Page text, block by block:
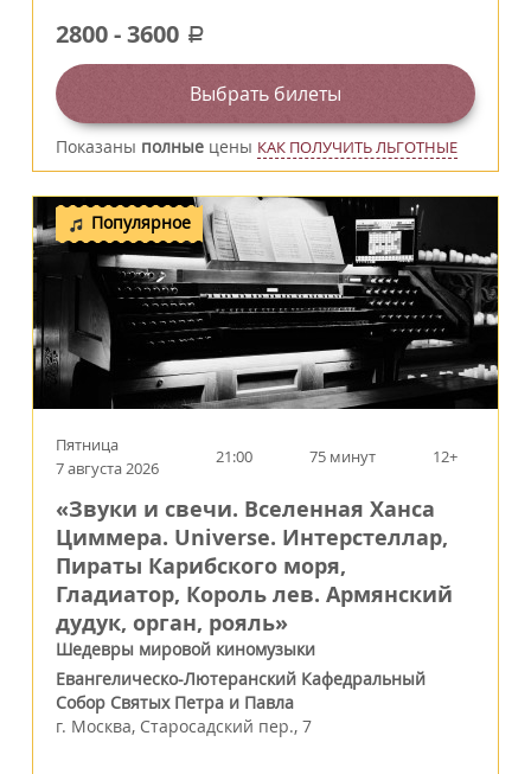
2800-3600 a
Выбрать билеты
Показаны полные цены КАК ПОЛУЧИТЬ ЛЬГОТНЫЕ
Популярное
Пятница
7 августа 2026
21:00 75 минут 12+
«Звуки и свечи. Вселенная Ханса
Циммера. Universe. Интерстеллар,
Пираты Карибского моря,
Гладиатор, Король лев. Армянский
дудук, орган, рояль»
Шедевры мировой киномузыки
Евангелическо-Лютеранский Кафедральный
Собор Святых Петра и Павла
г. Москва, Старосадский пер., 7